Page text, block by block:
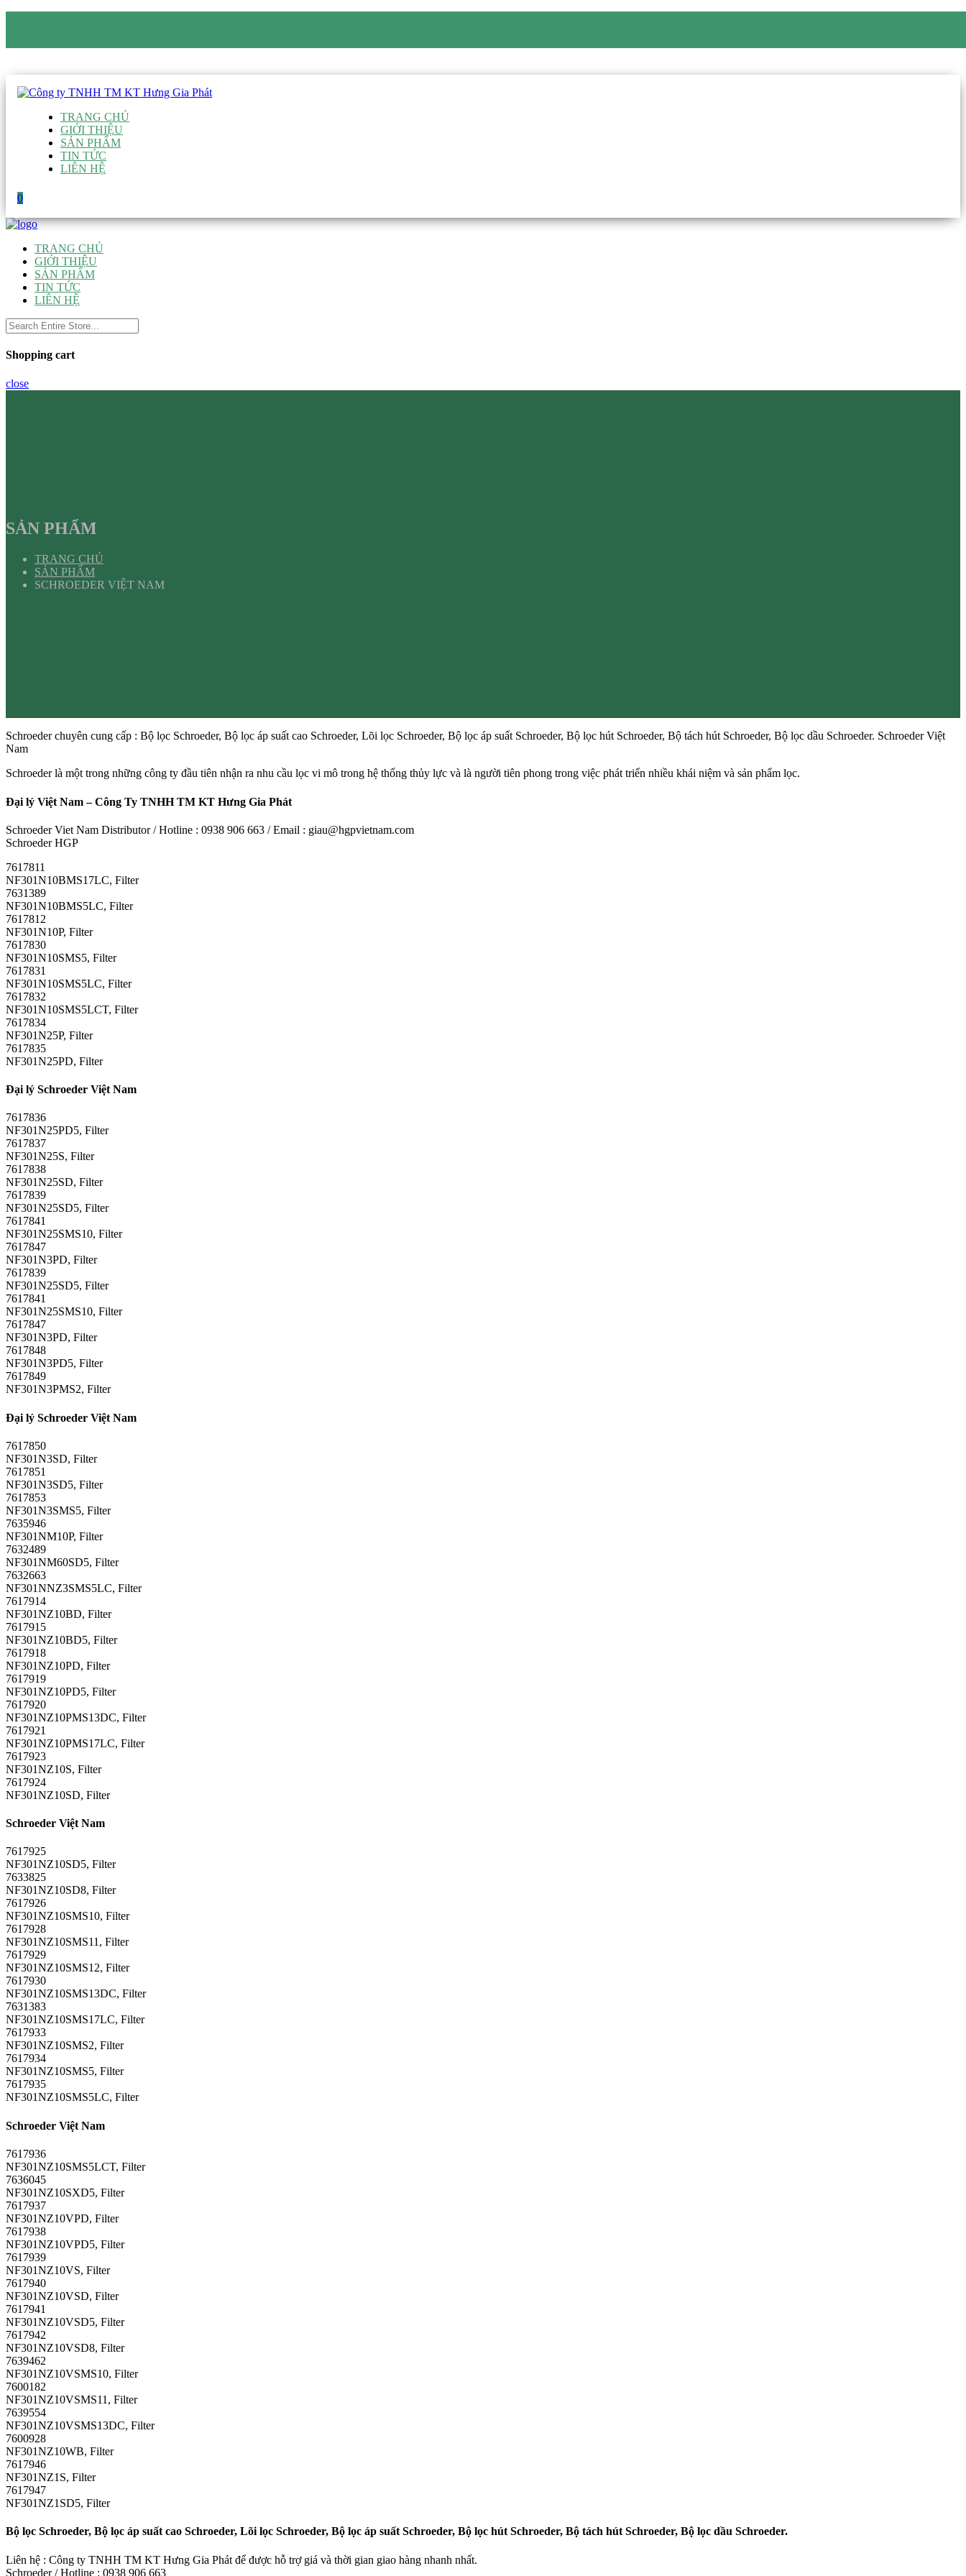
TRANG CHỦ
GIỚI THIỆU
SẢN PHẨM
TIN TỨC
LIÊN HỆ
0
TRANG CHỦ
GIỚI THIỆU
SẢN PHẨM
TIN TỨC
LIÊN HỆ
Shopping cart
close
SẢN PHẨM
TRANG CHỦ
SẢN PHẨM
SCHROEDER VIỆT NAM
Schroeder chuyên cung cấp : Bộ lọc Schroeder, Bộ lọc áp suất cao Schroeder, Lõi lọc Schroeder, Bộ lọc áp suất Schroeder, Bộ lọc hút Schroeder, Bộ tách hút Schroeder, Bộ lọc dầu Schroeder. Schroeder Việt
Nam
Schroeder là một trong những công ty đầu tiên nhận ra nhu cầu lọc vi mô trong hệ thống thủy lực và là người tiên phong trong việc phát triển nhiều khái niệm và sản phẩm lọc.
Đại lý Việt Nam – Công Ty TNHH TM KT Hưng Gia Phát
Schroeder Viet Nam Distributor / Hotline : 0938 906 663 / Email : giau@hgpvietnam.com
Schroeder HGP
7617811
NF301N10BMS17LC, Filter
7631389
NF301N10BMS5LC, Filter
7617812
NF301N10P, Filter
7617830
NF301N10SMS5, Filter
7617831
NF301N10SMS5LC, Filter
7617832
NF301N10SMS5LCT, Filter
7617834
NF301N25P, Filter
7617835
NF301N25PD, Filter
Đại lý Schroeder Việt Nam
7617836
NF301N25PD5, Filter
7617837
NF301N25S, Filter
7617838
NF301N25SD, Filter
7617839
NF301N25SD5, Filter
7617841
NF301N25SMS10, Filter
7617847
NF301N3PD, Filter
7617839
NF301N25SD5, Filter
7617841
NF301N25SMS10, Filter
7617847
NF301N3PD, Filter
7617848
NF301N3PD5, Filter
7617849
NF301N3PMS2, Filter
Đại lý Schroeder Việt Nam
7617850
NF301N3SD, Filter
7617851
NF301N3SD5, Filter
7617853
NF301N3SMS5, Filter
7635946
NF301NM10P, Filter
7632489
NF301NM60SD5, Filter
7632663
NF301NNZ3SMS5LC, Filter
7617914
NF301NZ10BD, Filter
7617915
NF301NZ10BD5, Filter
7617918
NF301NZ10PD, Filter
7617919
NF301NZ10PD5, Filter
7617920
NF301NZ10PMS13DC, Filter
7617921
NF301NZ10PMS17LC, Filter
7617923
NF301NZ10S, Filter
7617924
NF301NZ10SD, Filter
Schroeder Việt Nam
7617925
NF301NZ10SD5, Filter
7633825
NF301NZ10SD8, Filter
7617926
NF301NZ10SMS10, Filter
7617928
NF301NZ10SMS11, Filter
7617929
NF301NZ10SMS12, Filter
7617930
NF301NZ10SMS13DC, Filter
7631383
NF301NZ10SMS17LC, Filter
7617933
NF301NZ10SMS2, Filter
7617934
NF301NZ10SMS5, Filter
7617935
NF301NZ10SMS5LC, Filter
Schroeder Việt Nam
7617936
NF301NZ10SMS5LCT, Filter
7636045
NF301NZ10SXD5, Filter
7617937
NF301NZ10VPD, Filter
7617938
NF301NZ10VPD5, Filter
7617939
NF301NZ10VS, Filter
7617940
NF301NZ10VSD, Filter
7617941
NF301NZ10VSD5, Filter
7617942
NF301NZ10VSD8, Filter
7639462
NF301NZ10VSMS10, Filter
7600182
NF301NZ10VSMS11, Filter
7639554
NF301NZ10VSMS13DC, Filter
7600928
NF301NZ10WB, Filter
7617946
NF301NZ1S, Filter
7617947
NF301NZ1SD5, Filter
Bộ lọc Schroeder, Bộ lọc áp suất cao Schroeder, Lõi lọc Schroeder, Bộ lọc áp suất Schroeder, Bộ lọc hút Schroeder, Bộ tách hút Schroeder, Bộ lọc dầu Schroeder.
Liên hệ : Công ty TNHH TM KT Hưng Gia Phát để được hỗ trợ giá và thời gian giao hàng nhanh nhất.
Schroeder / Hotline : 0938 906 663